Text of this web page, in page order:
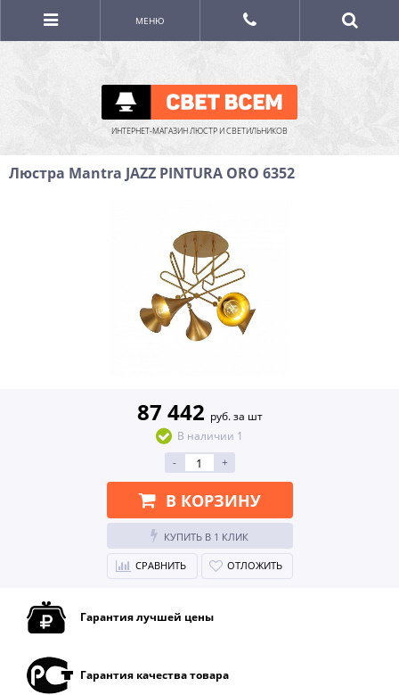
ИНТЕРНЕТ-МАГАЗИН ЛЮСТР И СВЕТИЛЬНИКОВ
МЕНЮ
Люстра Mantra JAZZ PINTURA ORO 6352
87 442 руб. за шт
В наличии 1
-
+
В КОРЗИНУ
КУПИТЬ В 1 КЛИК
СРАВНИТЬ ОТЛОЖИТЬ
Гарантия лучшей цены
Гарантия качества товара